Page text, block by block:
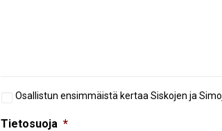
Aiempi
Osallistun ensimmäistä kertaa Siskojen ja
Tietosuoja *